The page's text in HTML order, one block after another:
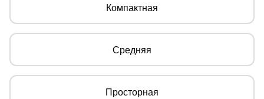
Компактная
Средняя
Просторная